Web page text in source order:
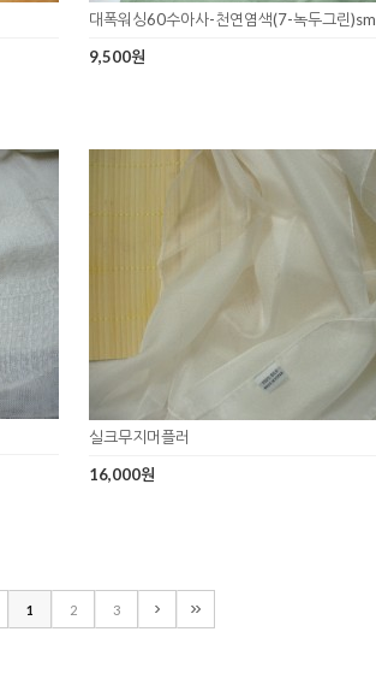
대폭워싱60수아사-천연염색(7-녹두그린)sm
9,500원
실크무지머플러
16,000원
1 2 3